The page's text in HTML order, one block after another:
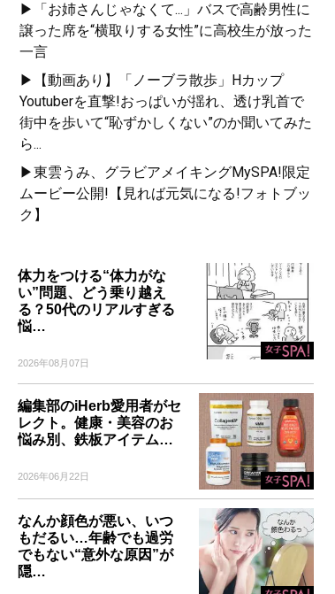
▶「お姉さんじゃなくて...」バスで高齢男性に
譲った席を“横取りする女性”に高校生が放った
一言
▶【動画あり】「ノーブラ散歩」Hカップ
Youtuberを直撃!おっぱいが揺れ、透け乳首で
街中を歩いて“恥ずかしくない”のか聞いてみた
ら...
▶東雲うみ、グラビアメイキングMySPA!限定
ムービー公開!【見れば元気になる!フォトブッ
ク】
体力をつける“体力がな
い”問題、どう乗り越え
る？50代のリアルすぎる
悩…
2026年08月07日
編集部のiHerb愛用者がセ
レクト。健康・美容のお
悩み別、鉄板アイテム…
2026年06月22日
なんか顔色が悪い、いつ
もだるい…年齢でも過労
でもない“意外な原因”が
隠…